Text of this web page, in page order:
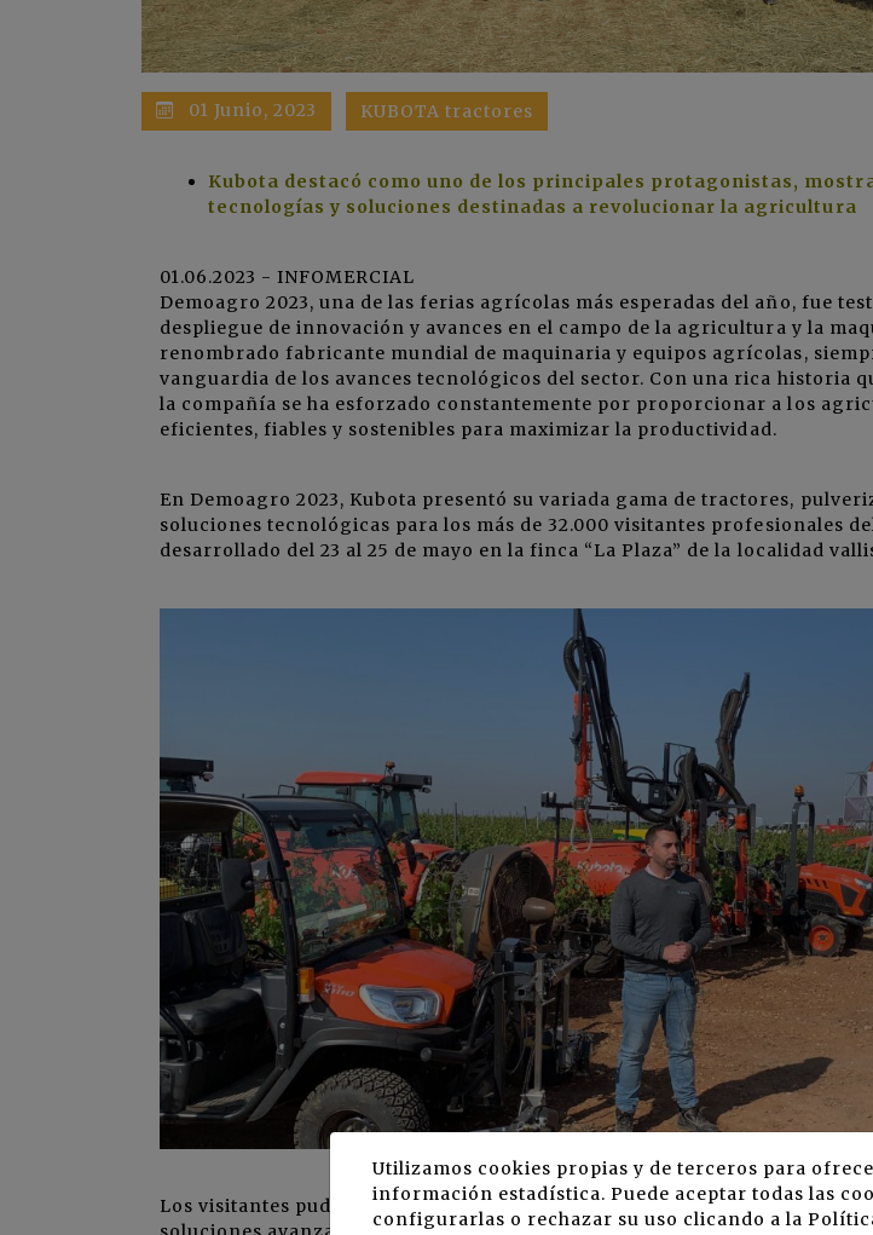
01 Junio, 2023 KUBOTA tractores
Kubota destacó como uno de los principales protagonistas,
tecnologías y soluciones destinadas a revolucionar la agricultura
01.06.2023 - INFOMERCIAL
Demoagro 2023, una de las ferias agrícolas más esperadas del año, fue
despliegue de innovación y avances en el campo de la agricultura y la
renombrado fabricante mundial de maquinaria y equipos agrícolas,
vanguardia de los avances tecnológicos del sector. Con una rica historia
la compañía se ha esforzado constantemente por proporcionar a los
eficientes, fiables y sostenibles para maximizar la productividad.
En Demoagro 2023, Kubota presentó su variada gama de tractores,
soluciones tecnológicas para los más de 32.000 visitantes profesionales
desarrollado del 23 al 25 de mayo en la finca “La Plaza” de la localidad
Los visitantes pudieron apreciar y probar desde tractores compactos y
Utilizamos cookies propias y de terceros para
información estadística. Puede aceptar todas las
configurarlas o rechazar su uso clicando a la